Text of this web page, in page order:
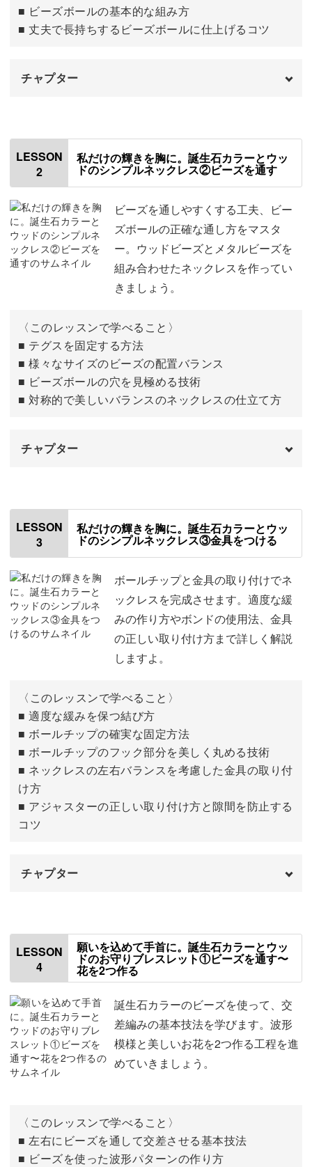
にしてくれます。
3つのアクセサリーづくりを通して、さまざまなビーズワ
ークが学べます。
ネックレスでは、いくつかのビーズを組み合わせたビーズ
ボールの作り方や、それをテグスに通していくコツ。
ブレスレットでは、波形模様やお花を作る交差編みの技法
「細かい作業は苦手⋯」という方も、見えやすい工夫をお
教えしますので安心してくださいね。
チャームでは、クリスタルビーズやウッドチップなど、多
材料の特性からひとつひとつの技術まで、じっくりステッ
プアップできる内容になっています♪
誕生石の意味を知って、心の支えに
1月のガーネットは「情熱・実り」、2月のアメジストは
誕生石には、12ヶ月それぞれに素敵な意味が込められてい
ます。
その意味を知ることで、自分の誕生石カラーにもっと愛着
がわくように。
生まれ月のビーズでなくても、今の自分に合ったものや誰
毎日身につける「小さなお守り」として、心の支えになっ
てくれるアクセサリー。
ビーズのきらめきとウッドの素朴さに癒やされながら、も
のづくりの時間を楽しんでみませんか？
■ ビーズボールの基本的な組み方
■ 丈夫で長持ちするビーズボールに仕上げるコツ
チャプター
使用材料・道具
誕生石ビーズの意味 01:40
全体の流れ 04:49
テグスの巻きぐせを取る 06:03
テグスの先端に色をつける 07:41
ビーズボールを作る
LESSON
2
私だけの輝きを胸に。誕生石カラーとウッ
ドのシンプルネックレス②ビーズを通す
ビーズを通しやすくする工夫、ビー
ズボールの正確な通し方をマスタ
ー。ウッドビーズとメタルビーズを
組み合わせたネックレスを作ってい
きましょう。
〈このレッスンで学べること〉
■ テグスを固定する方法
■ 様々なサイズのビーズの配置バランス
■ ビーズボールの穴を見極める技術
■ 対称的で美しいバランスのネックレスの仕立て方
チャプター
テグスをカットする
テグスの先端にボンドをつける 01:57
ウッドビーズ〜メタルビーズを通す 03:56
ビーズボールを通す 05:43
メタルビーズ〜ゴージャスなビーズを通す 07:08
ウッドビーズ〜メタルビーズを通す
ビーズボールを通す
残りのビーズを通す 16:02
LESSON
3
私だけの輝きを胸に。誕生石カラーとウッ
ドのシンプルネックレス③金具をつける
ボールチップと金具の取り付けでネ
ックレスを完成させます。適度な緩
みの作り方やボンドの使用法、金具
の正しい取り付け方まで詳しく解説
しますよ。
〈このレッスンで学べること〉
■ 適度な緩みを保つ結び方
■ ボールチップの確実な固定方法
■ ボールチップのフック部分を美しく丸める技術
■ ネックレスの左右バランスを考慮した金具の取り付
け方
■ アジャスターの正しい取り付け方と隙間を防止する
コツ
チャプター
ボールチップをつける 00:40
反対側のボールチップをつける
テグスをカットする 06:22
ボールチップのフックを丸める 06:59
カニカンとアジャスターをつける
完成♪
LESSON
4
願いを込めて手首に。誕生石カラーとウッ
ドのお守りブレスレット①ビーズを通す〜
花を2つ作る
誕生石カラーのビーズを使って、交
差編みの基本技法を学びます。波形
模様と美しいお花を2つ作る工程を進
めていきましょう。
〈このレッスンで学べること〉
■ 左右にビーズを通して交差させる基本技法
■ ビーズを使った波形パターンの作り方